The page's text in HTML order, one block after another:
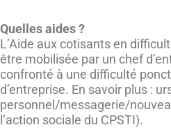
Quelles aides ?
L’Aide aux cotisants en
être mobilisée par un chef
confronté à une difficulté
d’entreprise. En savoir plus :
personnel/messagerie/
l’action sociale du CPSTI).